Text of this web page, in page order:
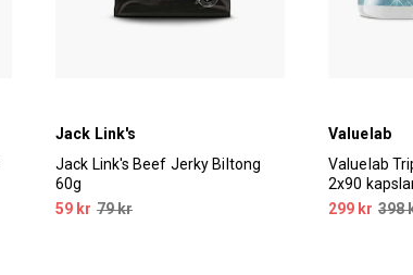
Jack Link's
Jack Link's Beef Jerky Biltong
60g
59 kr 79 kr
Valuelab
Valuelab
2x90
299 kr 398